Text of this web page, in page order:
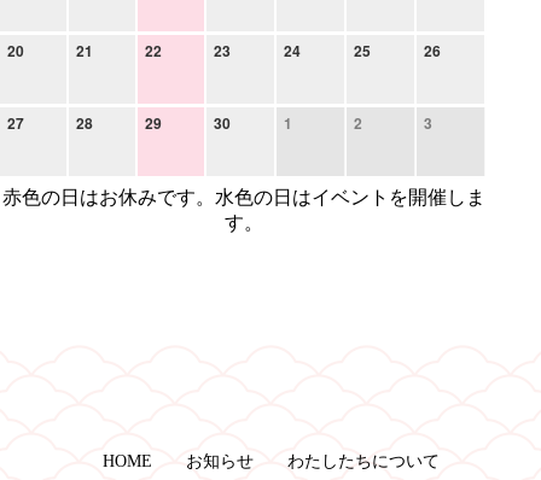
20 21 22 23 24 25 26
27 28 29 30 1 2 3
赤色の日はお休みです。水色の日はイベントを開催しま
す。
HOME お知らせ わたしたちについて